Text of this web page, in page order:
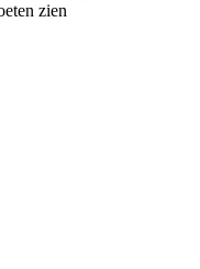
zien